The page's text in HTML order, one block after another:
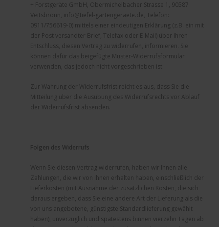
+ Forstgeräte GmbH, Obermichelbacher Strasse 1, 90587
Veitsbronn, info@tiefel-gartengeraete.de, Telefon:
0911/756619-0) mittels einer eindeutigen Erklärung (z.B. ein mit
der Post versandter Brief, Telefax oder E-Mail) über Ihren
Entschluss, diesen Vertrag zu widerrufen, informieren. Sie
können dafür das beigefügte Muster-Widerrufsformular
verwenden, das jedoch nicht vorgeschrieben ist.
Zur Wahrung der Widerrufsfrist reicht es aus, dass Sie die
Mitteilung über die Ausübung des Widerrufsrechts vor Ablauf
der Widerrufsfrist absenden.
Folgen des Widerrufs
Wenn Sie diesen Vertrag widerrufen, haben wir Ihnen alle
Zahlungen, die wir von Ihnen erhalten haben, einschließlich der
Lieferkosten (mit Ausnahme der zusätzlichen Kosten, die sich
daraus ergeben, dass Sie eine andere Art der Lieferung als die
von uns angebotene, günstigste Standardlieferung gewählt
haben), unverzüglich und spätestens binnen vierzehn Tagen ab